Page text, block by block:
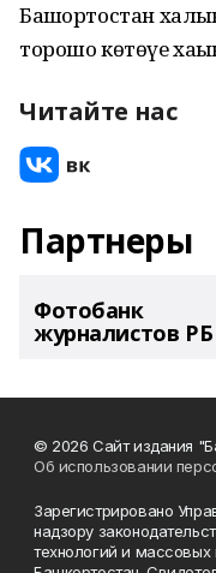
Башҡортостан
торошо көтөүе
Читайте нас
Партнеры
Фотобанк
журналистов РБ
© 2026 Сайт издания
Об использовании
Зарегистрировано
надзору
технологий и